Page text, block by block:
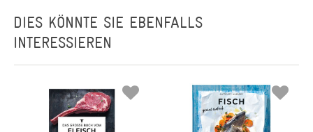
DIES KÖNNTE SIE EBENFALLS
INTERESSIEREN